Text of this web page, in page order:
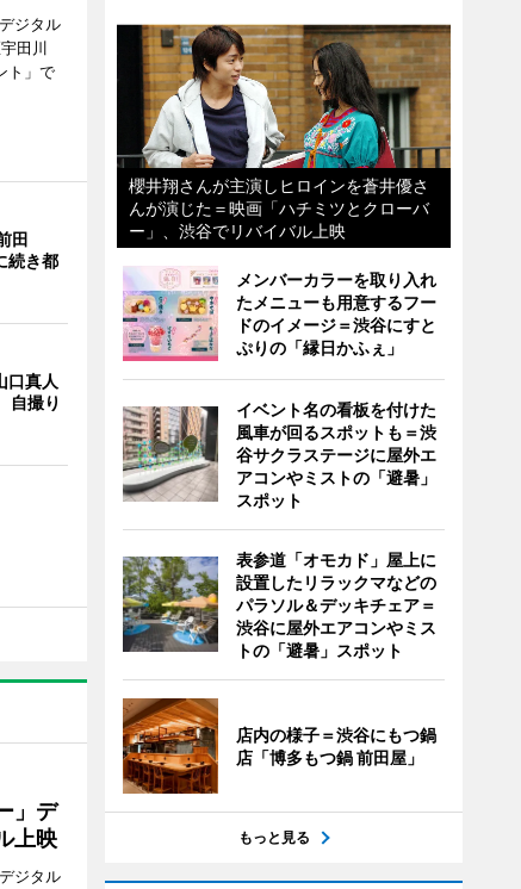
ジタル
田川
ト」で
田
続き都
口真人
自撮り
」デ
上映
ジタル
櫻井翔さんが主演しヒロインを蒼井優さ
んが演じた＝映画「ハチミツとクローバ
ー」、渋谷でリバイバル上映
メンバーカラーを取り入れ
たメニューも用意するフー
ドのイメージ＝渋谷にすと
ぷりの「縁日かふぇ」
イベント名の看板を付けた
風車が回るスポットも＝渋
谷サクラステージに屋外エ
アコンやミストの「避暑」
スポット
表参道「オモカド」屋上に
設置したリラックマなどの
パラソル＆デッキチェア＝
渋谷に屋外エアコンやミス
トの「避暑」スポット
店内の様子＝渋谷にもつ鍋
店「博多もつ鍋 前田屋」
もっと見る